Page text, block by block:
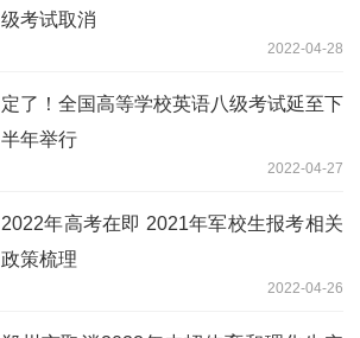
级考试取消
2022-04-28
定了！全国高等学校英语八级考试延至下
半年举行
2022-04-27
2022年高考在即 2021年军校生报考相关
政策梳理
2022-04-26